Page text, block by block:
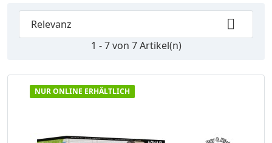
Relevanz 
1 - 7 von 7 Artikel(n)
NUR ONLINE ERHÄLTLICH